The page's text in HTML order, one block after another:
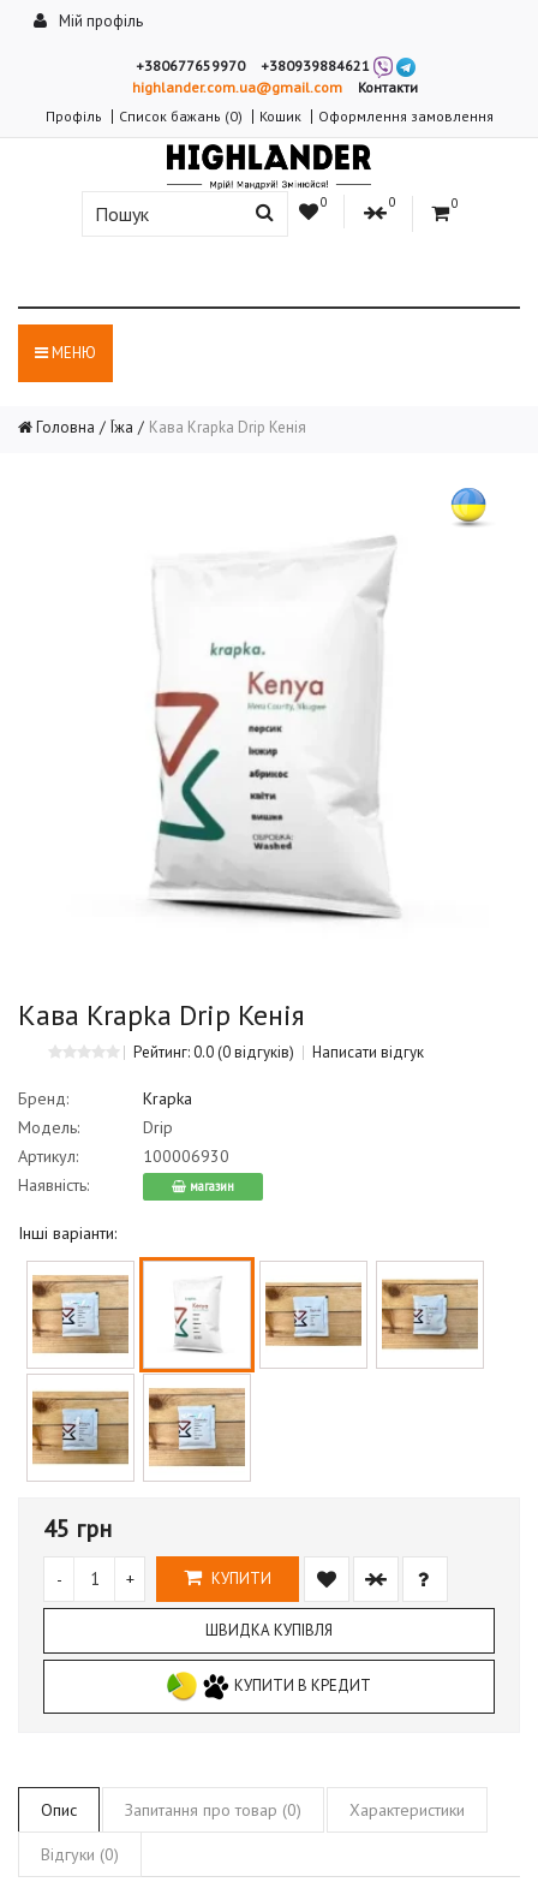
Мій профіль
+380677659970
+380939884621
highlander.com.ua@gmail.com
Контакти
Профіль
Список бажань (0) Кошик Оформлення замовлення
0 0 0
МЕНЮ
Головна Їжа Кава Krapka Drip Кенія
Кава Krapka Drip Кенія
Рейтинг: 0.0(0 відгуків) Написати відгук
Бренд:
Krapka
Модель:
Drip
Артикул:
100006930
Наявність:
магазин
Інші варіанти:
45 грн
- + КУПИТИ
ШВИДКА КУПІВЛЯ
КУПИТИ В КРЕДИТ
Опис Запитання про товар (0) Характеристики
Відгуки (0)